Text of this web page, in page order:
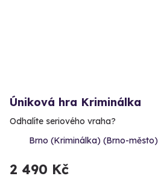
Úniková hra Kriminálka
Odhalíte seriového vraha?
Brno (Kriminálka) (Brno-město)
2 490 Kč